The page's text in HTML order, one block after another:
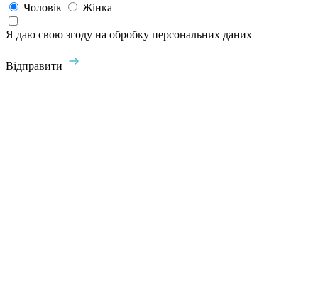
Чоловік Жінка
Я даю свою згоду на обробку персональних даних
Відправити